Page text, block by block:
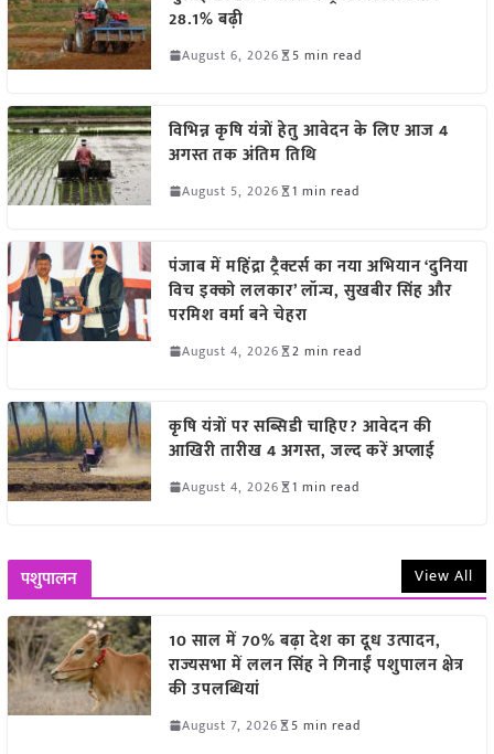
28.1% बढ़ी
August 6, 2026 5 min read
विभिन्न कृषि यंत्रों हेतु आवेदन के लिए आज 4
अगस्त तक अंतिम तिथि
August 5, 2026 1 min read
पंजाब में महिंद्रा ट्रैक्टर्स का नया अभियान ‘दुनिया
विच इक्को ललकार’ लॉन्च, सुखबीर सिंह और
परमिश वर्मा बने चेहरा
August 4, 2026 2 min read
कृषि यंत्रों पर सब्सिडी चाहिए? आवेदन की
आखिरी तारीख 4 अगस्त, जल्द करें अप्लाई
August 4, 2026 1 min read
पशुपालन View All
10 साल में 70% बढ़ा देश का दूध उत्पादन,
राज्यसभा में ललन सिंह ने गिनाईं पशुपालन क्षेत्र
की उपलब्धियां
August 7, 2026 5 min read